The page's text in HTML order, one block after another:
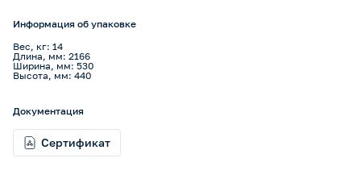
Информация об упаковке
Вес, кг: 14
Длина, мм: 2166
Ширина, мм: 530
Высота, мм: 440
Документация
Сертификат